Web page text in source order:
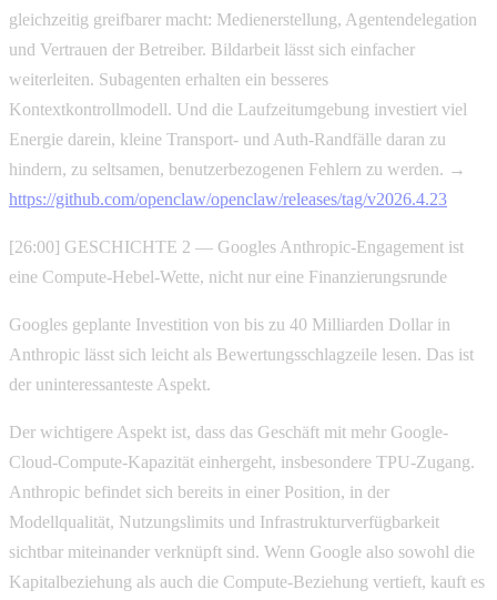
gleichzeitig greifbarer macht: Medienerstellung, Agentendelegation
und Vertrauen der Betreiber. Bildarbeit lässt sich einfacher
weiterleiten. Subagenten erhalten ein besseres
Kontextkontrollmodell. Und die Laufzeitumgebung investiert viel
Energie darein, kleine Transport- und Auth-Randfälle daran zu
hindern, zu seltsamen, benutzerbezogenen Fehlern zu werden. →
https://github.com/openclaw/openclaw/releases/tag/v2026.4.23
[26:00] GESCHICHTE 2 — Googles Anthropic-Engagement ist
eine Compute-Hebel-Wette, nicht nur eine Finanzierungsrunde
Googles geplante Investition von bis zu 40 Milliarden Dollar in
Anthropic lässt sich leicht als Bewertungsschlagzeile lesen. Das ist
der uninteressanteste Aspekt.
Der wichtigere Aspekt ist, dass das Geschäft mit mehr Google-
Cloud-Compute-Kapazität einhergeht, insbesondere TPU-Zugang.
Anthropic befindet sich bereits in einer Position, in der
Modellqualität, Nutzungslimits und Infrastrukturverfügbarkeit
sichtbar miteinander verknüpft sind. Wenn Google also sowohl die
Kapitalbeziehung als auch die Compute-Beziehung vertieft, kauft es